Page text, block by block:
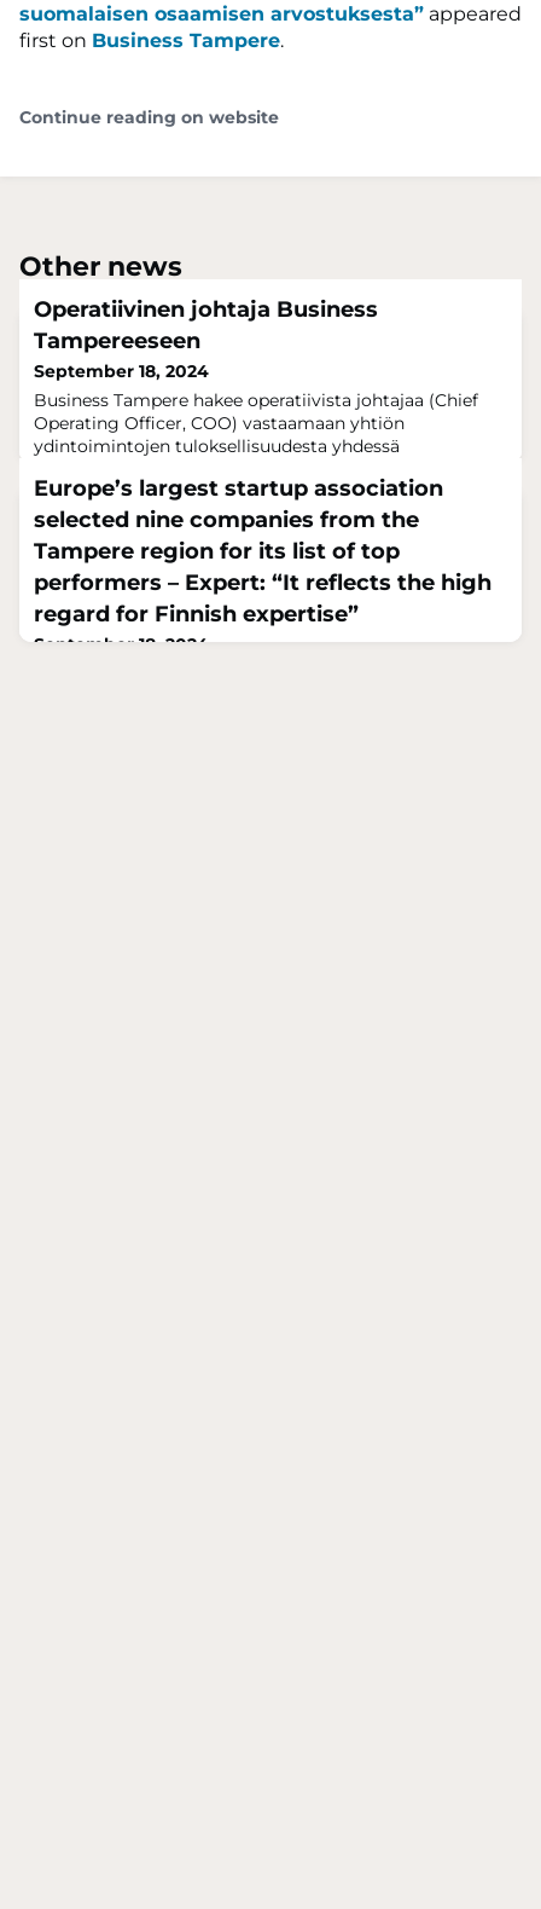
suomalaisen osaamisen arvostuksesta” appeared
first on Business Tampere.
Continue reading on website
Other news
Operatiivinen johtaja Business
Tampereeseen
September 18, 2024
Business Tampere hakee operatiivista johtajaa (Chief
Operating Officer, COO) vastaamaan yhtiön
ydintoimintojen tuloksellisuudesta yhdessä
koordinoi Tampereen kaupunkiseudun elinvoiman ja
kansainvälisen tulevaisuuden kannalta keskeisten
asiakkuuksien ja yrityshankkeiden edistämistä. Business
Tampereen työtä on aikaansaada uusia yrityssijoittumi
Europe’s largest startup association
selected nine companies from the
Tampere region for its list of top
performers – Expert: “It reflects the high
regard for Finnish expertise”
September 18, 2024